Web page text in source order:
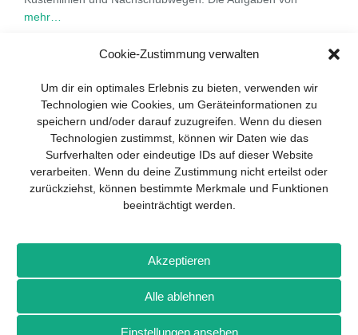
Cookie-Zustimmung verwalten
Um dir ein optimales Erlebnis zu bieten, verwenden wir
Technologien wie Cookies, um Geräteinformationen zu
speichern und/oder darauf zuzugreifen. Wenn du diesen
Technologien zustimmst, können wir Daten wie das
Surfverhalten oder eindeutige IDs auf dieser Website
verarbeiten. Wenn du deine Zustimmung nicht erteilst oder
zurückziehst, können bestimmte Merkmale und Funktionen
beeinträchtigt werden.
Akzeptieren
Alle ablehnen
Einstellungen ansehen
mehr…
1 2 3 … 5
Impressum Datenschutz Kontakt Drones+
Magazin-
Mediadaten
Weitere Magazine von Wellhausen & Marquardt Medien